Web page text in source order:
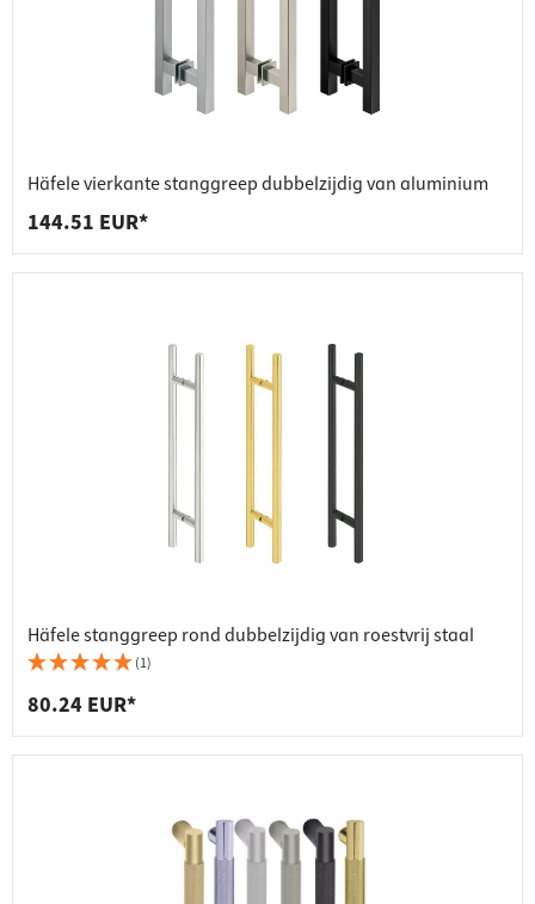
Häfele vierkante stanggreep dubbelzijdig van aluminium
144.51 EUR*
Häfele stanggreep rond dubbelzijdig van roestvrij staal
(1)
80.24 EUR*